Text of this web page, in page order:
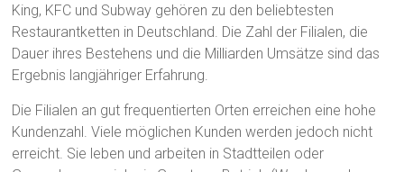
King, KFC und Subway gehören zu den beliebtesten
Restaurantketten in Deutschland. Die Zahl der Filialen, die
Dauer ihres Bestehens und die Milliarden Umsätze sind das
Ergebnis langjähriger Erfahrung.
Die Filialen an gut frequentierten Orten erreichen eine hohe
Kundenzahl. Viele möglichen Kunden werden jedoch nicht
erreicht. Sie leben und arbeiten in Stadtteilen oder